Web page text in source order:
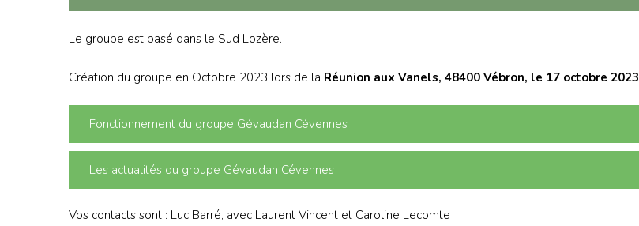
Le groupe est basé dans le Sud Lozère.
Création du groupe en Octobre 2023 lors de la Réunion aux Vanels, 48400 Vébron, le 17 octobre 2023
Fonctionnement du groupe Gévaudan Cévennes
Les actualités du groupe Gévaudan Cévennes
Vos contacts sont : Luc Barré, avec Laurent Vincent et Caroline Lecomte